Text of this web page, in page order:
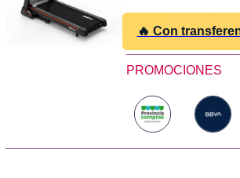
🔥 Con
PROMOCIONES